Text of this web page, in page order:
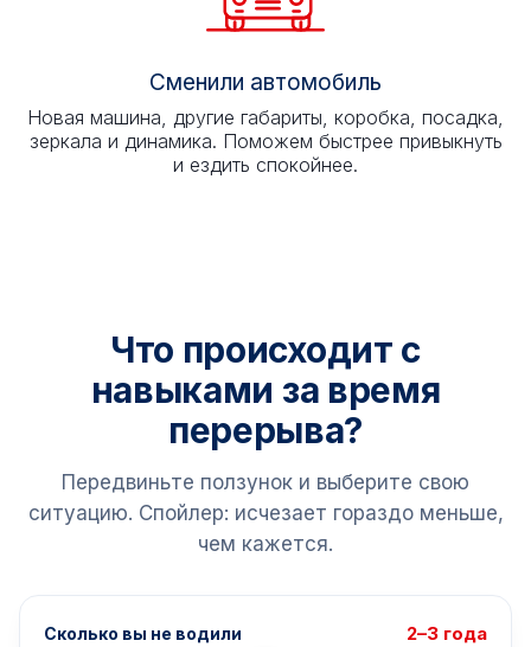
Сменили автомобиль
Новая машина, другие габариты, коробка, посадка,
зеркала и динамика. Поможем быстрее привыкнуть
и ездить спокойнее.
Что происходит с
навыками за время
перерыва?
Передвиньте ползунок и выберите свою
ситуацию. Спойлер: исчезает гораздо меньше,
чем кажется.
Сколько вы не водили 2–3 года